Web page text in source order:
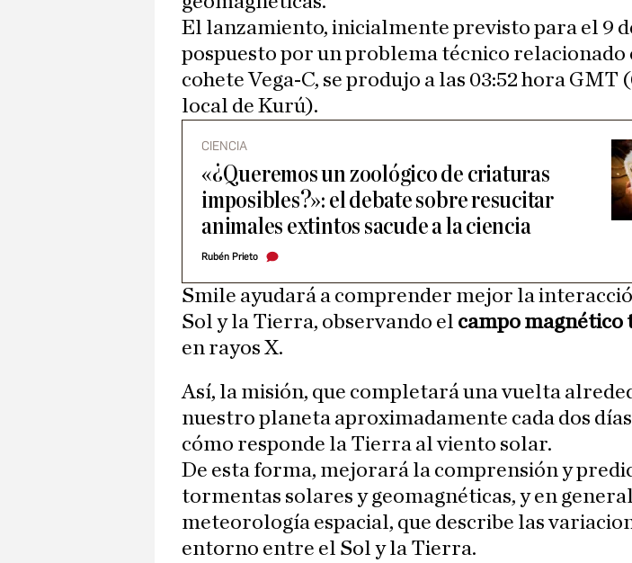
El lanzamiento, inicialmente previsto para el 9
pospuesto por un problema técnico relacionado
cohete Vega-C, se produjo a las 03:52 hora GMT
local de Kurú).
CIENCIA
«¿Queremos un zoológico de criaturas
imposibles?»: el debate sobre resucitar
animales extintos sacude a la ciencia
Rubén Prieto
Smile ayudará a comprender mejor la
Sol y la Tierra, observando el campo
en rayos X.
Así, la misión, que completará una vuelta
nuestro planeta aproximadamente cada dos
cómo responde la Tierra al viento solar.
De esta forma, mejorará la comprensión y
tormentas solares y geomagnéticas, y en
meteorología espacial, que describe las
entorno entre el Sol y la Tierra.